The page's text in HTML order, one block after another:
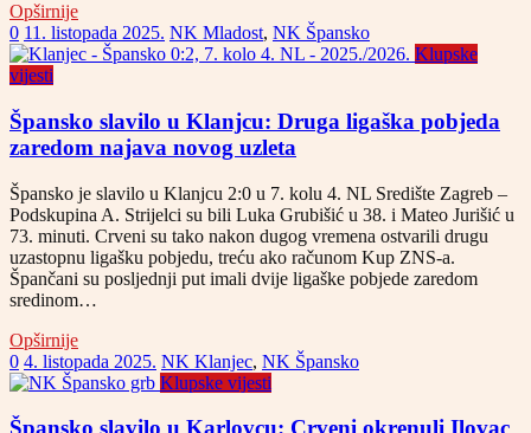
Opširnije
0 11. listopada 2025. NK Mladost, NK Špansko
Klupske
vijesti
Špansko slavilo u Klanjcu: Druga ligaška pobjeda
zaredom najava novog uzleta
Špansko je slavilo u Klanjcu 2:0 u 7. kolu 4. NL Središte Zagreb –
Podskupina A. Strijelci su bili Luka Grubišić u 38. i Mateo Jurišić u
73. minuti. Crveni su tako nakon dugog vremena ostvarili drugu
uzastopnu ligašku pobjedu, treću ako računom Kup ZNS-a.
Špančani su posljednji put imali dvije ligaške pobjede zaredom
sredinom…
Opširnije
0 4. listopada 2025. NK Klanjec, NK Špansko
Klupske vijesti